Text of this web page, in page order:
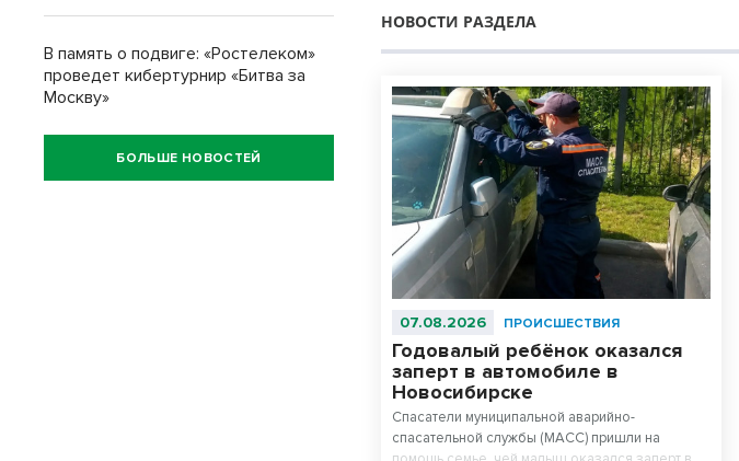
НОВОСТИ РАЗДЕЛА
07.08.2026 ПРОИСШЕСТВИЯ
Годовалый ребёнок оказался
заперт в автомобиле в
Новосибирске
Спасатели муниципальной аварийно-
спасательной службы (МАСС) пришли на
В память о подвиге: «Ростелеком»
проведет кибертурнир «Битва за
Москву»
БОЛЬШЕ НОВОСТЕЙ